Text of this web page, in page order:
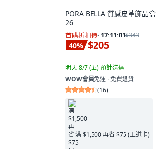
PORA BELLA 質感皮革飾品盒
26
首購折扣價· 17:11:00$343
40% $205
明天 8/7 (五)預計送達
WOW會員免運 ∙ 免費退貨
(16)
满 $1,500 再省 $75 (王道卡)